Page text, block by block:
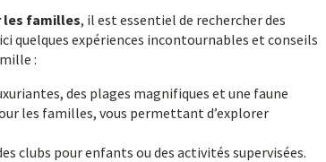
les familles, il est essentiel de rechercher des
quelques expériences incontournables et conseils
:
des plages magnifiques et une faune
les familles, vous permettant d’explorer
clubs pour enfants ou des activités supervisées.